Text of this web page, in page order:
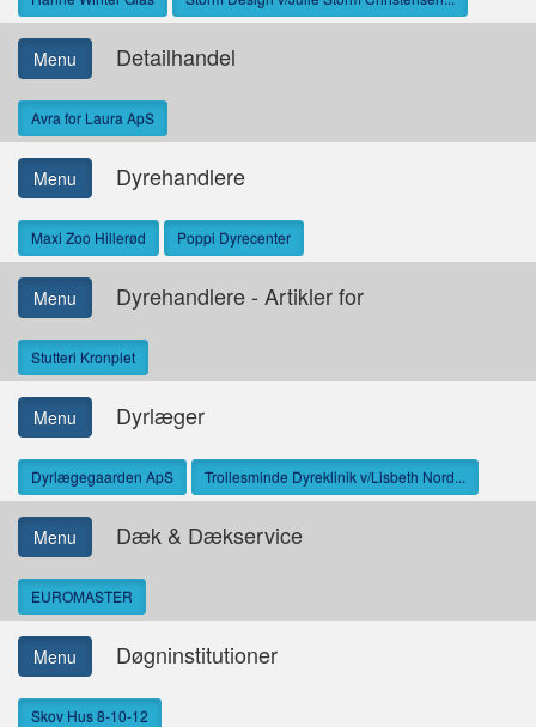
Menu Detailhandel
Avra for Laura ApS
Menu Dyrehandlere
Maxi Zoo Hillerød Poppi Dyrecenter
Menu Dyrehandlere - Artikler for
Stutteri Kronplet
Menu Dyrlæger
Dyrlægegaarden ApS Trollesminde Dyreklinik v/Lisbeth Nord...
Menu Dæk & Dækservice
EUROMASTER
Menu Døgninstitutioner
Skov Hus 8-10-12